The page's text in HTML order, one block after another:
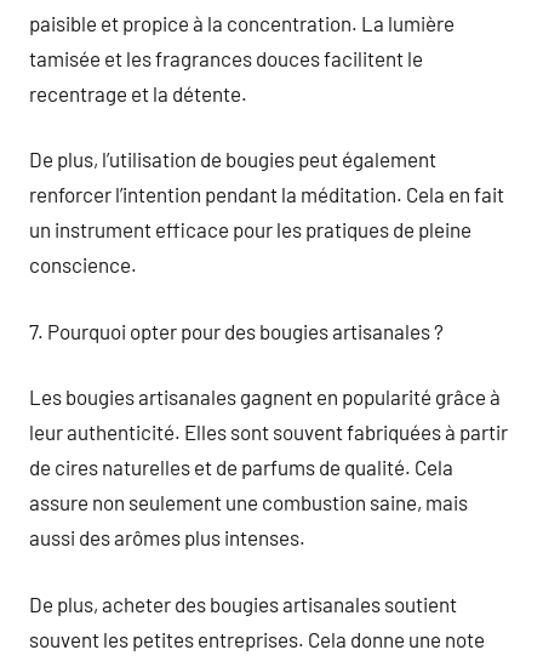
paisible et propice à la concentration. La lumière
tamisée et les fragrances douces facilitent le
recentrage et la détente.
De plus, l’utilisation de bougies peut également
renforcer l’intention pendant la méditation. Cela en fait
un instrument efficace pour les pratiques de pleine
conscience.
7. Pourquoi opter pour des bougies artisanales ?
Les bougies artisanales gagnent en popularité grâce à
leur authenticité. Elles sont souvent fabriquées à partir
de cires naturelles et de parfums de qualité. Cela
assure non seulement une combustion saine, mais
aussi des arômes plus intenses.
De plus, acheter des bougies artisanales soutient
souvent les petites entreprises. Cela donne une note